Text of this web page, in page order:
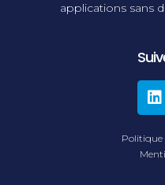
applications sans
Politique